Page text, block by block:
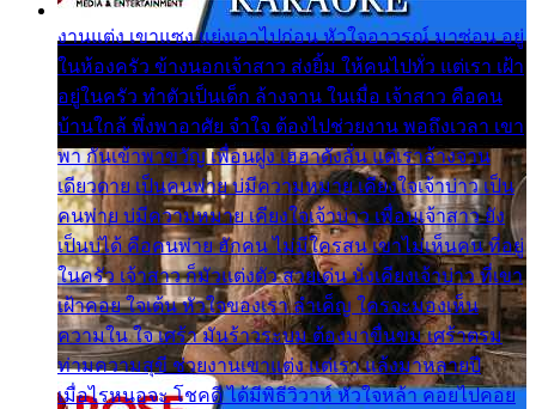
งานแต่ง เขาแซง แย่งเอาไปก่อน หัวใจอาวรณ์ มาซ่อน อยู่
ในห้องครัว ข้างนอกเจ้าสาว ส่งยิ้ม ให้คนไปทั่ว แต่เรา เฝ้า
อยู่ในครัว ทำตัวเป็นเด็ก ล้างจาน ในเมื่อ เจ้าสาว คือคน
บ้านใกล้ พึ่งพาอาศัย จำใจ ต้องไปช่วยงาน พอถึงเวลา เขา
พา กันเข้าพาขวัญ เพื่อนฝูง เฮฮาดังลั่น แต่เราล้างจาน
เดียวดาย เป็นคนพ่าย บ่มีความหมาย เคียงใจเจ้าบ่าว เป็น
คนพ่าย บ่มีความหมาย เคียงใจเจ้าบ่าว เพื่อนเจ้าสาว ยัง
เป็นบ่ได้ คือคนพ่าย ฮักคน ไม่มีใครสน เขาไม่เห็นคน ที่อยู่
ในครัว เจ้าสาว ก็มัวแต่งตัว สวยเด่น นั่งเคียงเจ้าบ่าว ที่เขา
เฝ้าคอย ใจเต้น หัวใจของเรา ลำเค็ญ ใครจะมองเห็น
ความใน ใจ เศร้า มันร้าวระบม ต้องมาขื่นขม เศร้าตรม
ท่ามความสุขี ช่วยงานเขาแต่ง แต่เรา แล้งมาหลายปี
เมื่อไรหนอจะ โชคดี ได้มีพิธีวิวาห์ หัวใจหล้า คอยไปคอย